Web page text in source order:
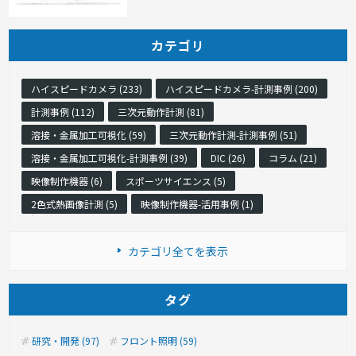
カテゴリ
ハイスピードカメラ (233)
ハイスピードカメラ-計測事例 (200)
計測事例 (112)
三次元動作計測 (81)
溶接・金属加工可視化 (59)
三次元動作計測-計測事例 (51)
溶接・金属加工可視化-計測事例 (39)
DIC (26)
コラム (21)
映像制作機器 (6)
スポーツサイエンス (5)
2色式熱画像計測 (5)
映像制作機器-活用事例 (1)
カテゴリ全てを表示
タグ
研究・開発 (97)
フロント照明 (59)